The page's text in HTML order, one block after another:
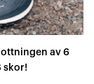
av 6
skor!